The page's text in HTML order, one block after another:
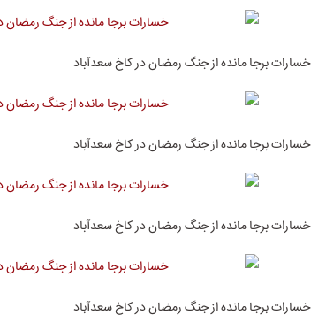
خسارات برجا مانده از جنگ رمضان در کاخ سعدآباد
خسارات برجا مانده از جنگ رمضان در کاخ سعدآباد
خسارات برجا مانده از جنگ رمضان در کاخ سعدآباد
خسارات برجا مانده از جنگ رمضان در کاخ سعدآباد